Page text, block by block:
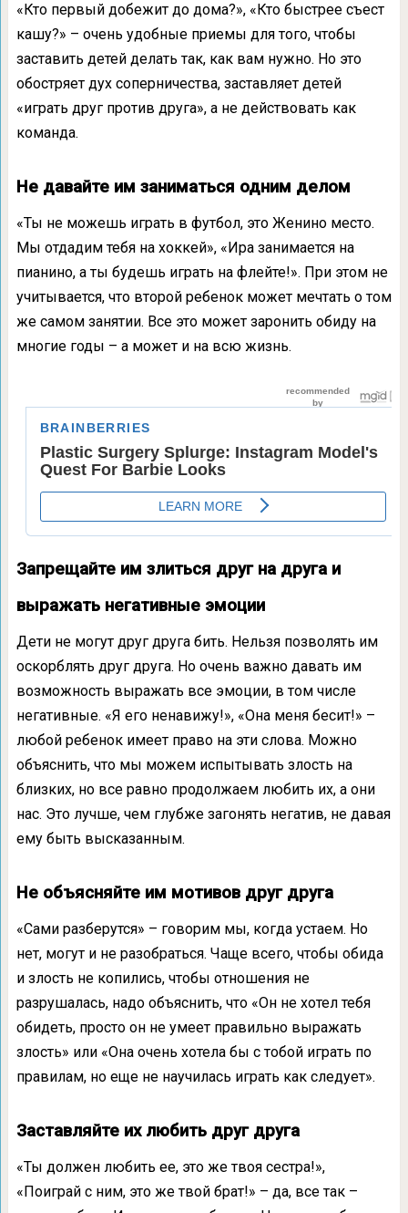
«Кто первый добежит до дома?», «Кто быстрее съест
кашу?» – очень удобные приемы для того, чтобы
заставить детей делать так, как вам нужно. Но это
обостряет дух соперничества, заставляет детей
«играть друг против друга», а не действовать как
команда.
Не давайте им заниматься одним делом
«Ты не можешь играть в футбол, это Женино место.
Мы отдадим тебя на хоккей», «Ира занимается на
пианино, а ты будешь играть на флейте!». При этом не
учитывается, что второй ребенок может мечтать о том
же самом занятии. Все это может заронить обиду на
многие годы – а может и на всю жизнь.
Запрещайте им злиться друг на друга и
выражать негативные эмоции
Дети не могут друг друга бить. Нельзя позволять им
оскорблять друг друга. Но очень важно давать им
возможность выражать все эмоции, в том числе
негативные. «Я его ненавижу!», «Она меня бесит!» –
любой ребенок имеет право на эти слова. Можно
объяснить, что мы можем испытывать злость на
близких, но все равно продолжаем любить их, а они
нас. Это лучше, чем глубже загонять негатив, не давая
ему быть высказанным.
Не объясняйте им мотивов друг друга
«Сами разберутся» – говорим мы, когда устаем. Но
нет, могут и не разобраться. Чаще всего, чтобы обида
и злость не копились, чтобы отношения не
разрушалась, надо объяснить, что «Он не хотел тебя
обидеть, просто он не умеет правильно выражать
злость» или «Она очень хотела бы с тобой играть по
правилам, но еще не научилась играть как следует».
Заставляйте их любить друг друга
«Ты должен любить ее, это же твоя сестра!»,
«Поиграй с ним, это же твой брат!» – да, все так –